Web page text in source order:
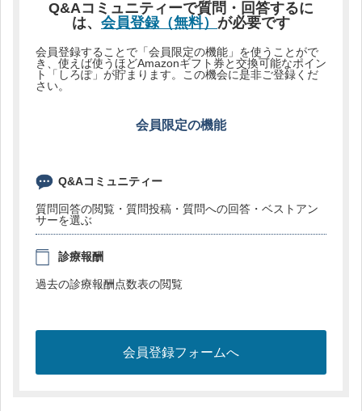
Q&Aコミュニティーで質問・回答するに
は、 会員登録（無料） が必要です
会員登録することで「会員限定の機能」を使うことがで
き、使えば使うほどAmazonギフト券と交換可能なポイン
ト「しろぽ」が貯まります。この機会に是非ご登録くだ
さい。
会員限定の機能
Q&Aコミュニティー
質問回答の閲覧・質問投稿・質問への回答・ベストアン
サーを選ぶ
診療報酬
過去の診療報酬点数表の閲覧
会員登録フォームへ